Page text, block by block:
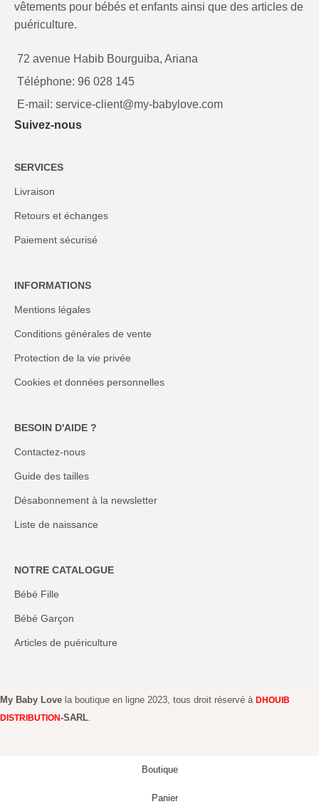
vêtements pour bébés et enfants ainsi que des articles de
puériculture.
72 avenue Habib Bourguiba, Ariana
Téléphone: 96 028 145
E-mail: service-client@my-babylove.com
Suivez-nous
SERVICES
Livraison
Retours et échanges
Paiement sécurisé
INFORMATIONS
Mentions légales
Conditions générales de vente
Protection de la vie privée
Cookies et données personnelles
BESOIN D'AIDE ?
Contactez-nous
Guide des tailles
Désabonnement à la newsletter
Liste de naissance
NOTRE CATALOGUE
Bébé Fille
Bébé Garçon
Articles de puériculture
My Baby Love la boutique en ligne 2023, tous droit réservé à DHOUIB
DISTRIBUTION-SARL.
Boutique
Panier